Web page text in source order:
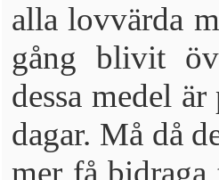
al­la lovvärda
gång blivit
dessa medel
dagar. Må då
mer få